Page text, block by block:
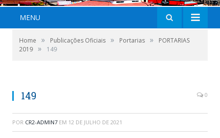
MENU
Home » Publicações Oficiais » Portarias »
PORTARIAS
2019 » 149
149 0
POR CR2-ADMIN7 EM 12 DE JULHO DE 2021